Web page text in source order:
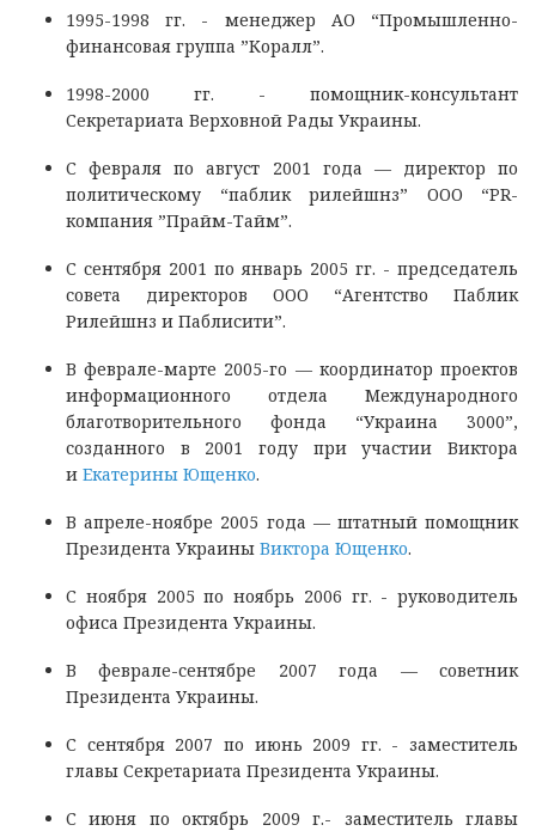
1995-1998 гг. - менеджер АО “Промышленно-
финансовая группа ”Коралл”.
1998-2000 гг. - помощник-консультант
Секретариата Верховной Рады Украины.
С февраля по август 2001 года — директор по
политическому “паблик рилейшнз” ООО “PR-
компания ”Прайм-Тайм”.
С сентября 2001 по январь 2005 гг. - председатель
совета директоров ООО “Агентство Паблик
Рилейшнз и Паблисити”.
В феврале-марте 2005-го — координатор проектов
информационного отдела Международного
благотворительного фонда “Украина 3000”,
созданного в 2001 году при участии Виктора
и Екатерины Ющенко.
В апреле-ноябре 2005 года — штатный помощник
Президента Украины Виктора Ющенко.
С ноября 2005 по ноябрь 2006 гг. - руководитель
офиса Президента Украины.
В феврале-сентябре 2007 года — советник
Президента Украины.
С сентября 2007 по июнь 2009 гг. - заместитель
главы Секретариата Президента Украины.
С июня по октябрь 2009 г.- заместитель главы